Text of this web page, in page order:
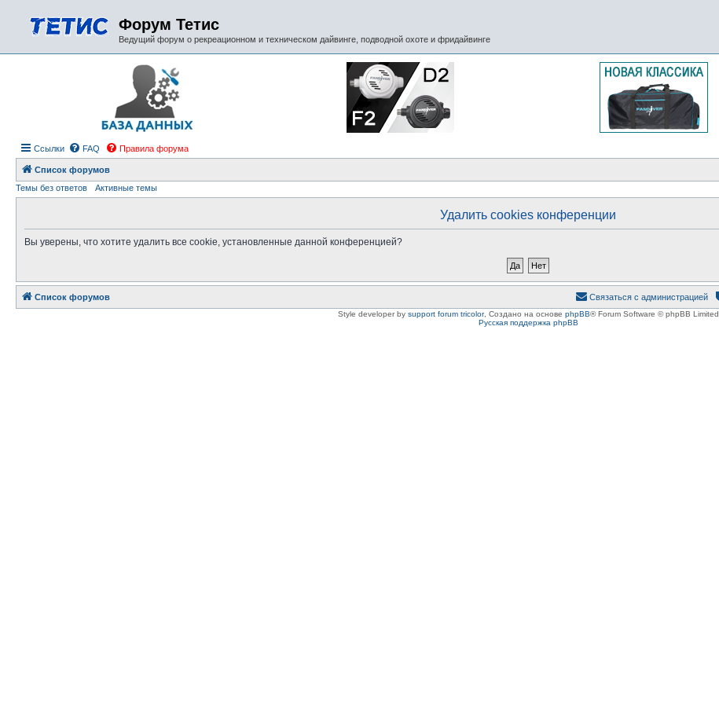
Форум Тетис
Ведущий форум о рекреационном и техническом дайвинге, подводной охоте и фридайвинге
Ссылки FAQ Правила форума
Список форумов
Темы без ответов
Активные темы
Удалить cookies конференции
Вы уверены, что хотите удалить все cookie, установленные данной конференцией?
Список форумов Связаться с администрацией
Style developer by support forum tricolor, Создано на основе phpBB® Forum Software © phpBB Limited
Русская поддержка phpBB